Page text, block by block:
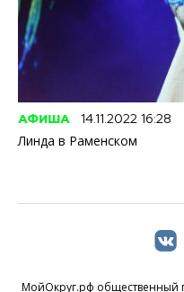
АФИША 14.11.2022 16:28
Линда в Раменском
МойОкруг.рф общественный